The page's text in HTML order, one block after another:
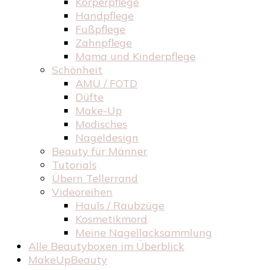
Handpflege
Fußpflege
Zahnpflege
Mama und Kinderpflege
Schönheit
AMU / FOTD
Düfte
Make-Up
Modisches
Nageldesign
Beauty für Männer
Tutorials
Übern Tellerrand
Videoreihen
Hauls / Raubzüge
Kosmetikmord
Meine Nagellacksammlung
Alle Beautyboxen im Überblick
MakeUpBeauty